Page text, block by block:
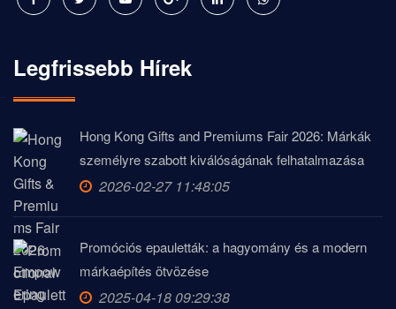
Legfrissebb Hírek
Hong Kong Gifts and Premiums Fair 2026: Márkák
személyre szabott kiválóságának felhatalmazása
2026-02-27 11:48:05
Promóciós epauletták: a hagyomány és a modern
márkaépítés ötvözése
2025-04-18 09:29:38